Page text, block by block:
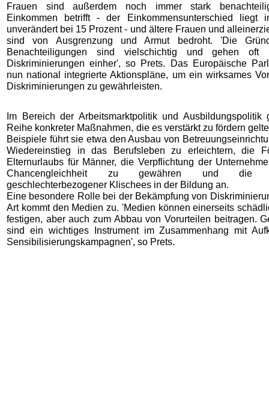
Frauen sind außerdem noch immer stark
Einkommen betrifft - der Einkommensunterschied liegt
unverändert bei 15 Prozent - und ältere Frauen und
sind von Ausgrenzung und Armut bedroht. 'Die
Benachteiligungen sind vielschichtig und gehen oft
Diskriminierungen einher', so Prets. Das Europäische
nun national integrierte Aktionspläne, um ein wirksames
Diskriminierungen zu gewährleisten.
Im Bereich der Arbeitsmarktpolitik und Ausbildungspolitik
Reihe konkreter Maßnahmen, die es verstärkt zu fördern
Beispiele führt sie etwa den Ausbau von
Wiedereinstieg in das Berufsleben zu erleichtern, die
Elternurlaubs für Männer, die Verpflichtung der
Chancengleichheit zu gewähren und die
geschlechterbezogener Klischees in der Bildung an.
Eine besondere Rolle bei der Bekämpfung von
Art kommt den Medien zu. 'Medien können einerseits
festigen, aber auch zum Abbau von Vorurteilen beitragen.
sind ein wichtiges Instrument im Zusammenhang mit
Sensibilisierungskampagnen', so Prets.